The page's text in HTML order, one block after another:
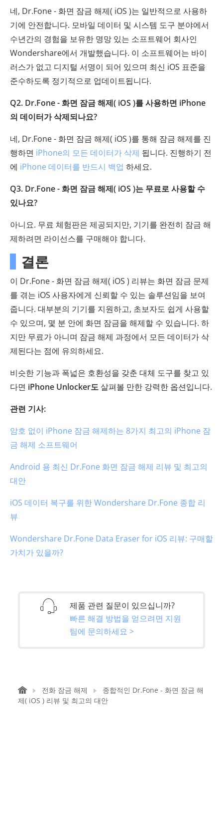
네, Dr.Fone - 화면 잠금 해제( iOS )는 일반적으로 사용하
기에 안전합니다. 모바일 데이터 및 시스템 도구 분야에서
수년간의 경험을 보유한 명망 있는 소프트웨어 회사인
Wondershare에서 개발했습니다. 이 소프트웨어는 바이
러스가 없고 디지털 서명이 되어 있으며 최신 iOS 표준을
준수하도록 정기적으로 업데이트됩니다.
Q2. Dr.Fone - 화면 잠금 해제( iOS )를 사용하면 iPhone
의 데이터가 삭제되나요?
네, Dr.Fone - 화면 잠금 해제( iOS )를 통해 잠금 해제를 진
행하면 iPhone의 모든 데이터가 삭제 됩니다. 진행하기 전
에 iPhone 데이터를 반드시 백업 하세요.
Q3. Dr.Fone - 화면 잠금 해제( iOS )는 무료로 사용할 수
있나요?
아니요. 무료 체험판은 제공되지만, 기기를 완전히 잠금 해
제하려면 라이선스를 구매해야 합니다.
결론
이 Dr.Fone - 화면 잠금 해제( iOS ) 리뷰는 화면 잠금 문제
를 겪는 iOS 사용자에게 신뢰할 수 있는 솔루션임을 보여
줍니다. 대부분의 기기를 지원하고, 초보자도 쉽게 사용할
수 있으며, 몇 분 안에 화면 잠금을 해제할 수 있습니다. 하
지만 무료가 아니며 잠금 해제 과정에서 모든 데이터가 삭
제된다는 점에 유의하세요.
비슷한 기능과 폭넓은 호환성을 갖춘 대체 도구를 찾고 있
다면 iPhone Unlocker도살펴볼 만한 강력한 옵션입니다.
관련 기사:
암호 없이 iPhone 잠금 해제하는 8가지 최고의 iPhone 잠
금 해제 소프트웨어
Android 용 최신 Dr.Fone 화면 잠금 해제 리뷰 및 최고의
대안
iOS 데이터 복구를 위한 Wondershare Dr.Fone 종합 리
뷰
Wondershare Dr.Fone Data Eraser for iOS 리뷰: 구매할
가치가 있을까?
제품 관련 질문이 있으십니까?
빠른 해결 방법을 얻으려면 지원
팀에 문의하세요 >
전화 잠금 해제
종합적인 Dr.Fone - 화면 잠금 해
제( iOS ) 리뷰 및 최고의 대안